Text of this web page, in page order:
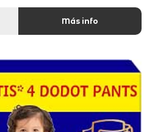
Más info